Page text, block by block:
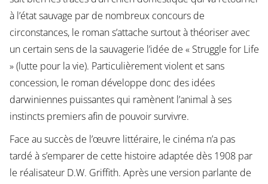
à l’état sauvage par de nombreux concours de
circonstances, le roman s’attache surtout à théoriser avec
un certain sens de la sauvagerie l’idée de « Struggle for Life
» (lutte pour la vie). Particulièrement violent et sans
concession, le roman développe donc des idées
darwiniennes puissantes qui ramènent l’animal à ses
instincts premiers afin de pouvoir survivre.
Face au succès de l’œuvre littéraire, le cinéma n’a pas
tardé à s’emparer de cette histoire adaptée dès 1908 par
le réalisateur D.W. Griffith. Après une version parlante de